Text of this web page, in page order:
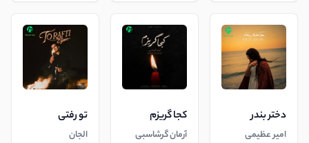
دختر بندر
امیر عظیمی
کجا گریزم
آرمان گرشاسبی
تو رفتی
الجان